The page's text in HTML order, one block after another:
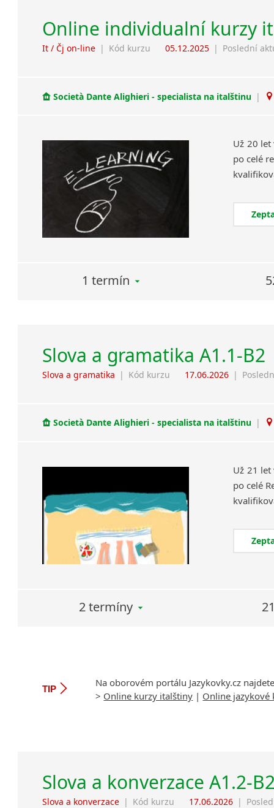
Online individualní kurzy
It / Čj on-line | Kód kurzu 05.12.2025 | Poslední
Società Dante Alighieri - specialista na italštinu |
Už 20 let
po celé
1 termín
Slova a gramatika A1.1-B2
Slova a gramatika | Kód kurzu 17.06.2026 |
Società Dante Alighieri - specialista na italštinu |
Už 21 let
po celé
2 termíny
TIP
Na oborovém portálu Jazykovky.cz
> Online kurzy italštiny | Online jazykové
Slova a konverzace A1.2-
Slova a konverzace | Kód kurzu 17.06.2026 |